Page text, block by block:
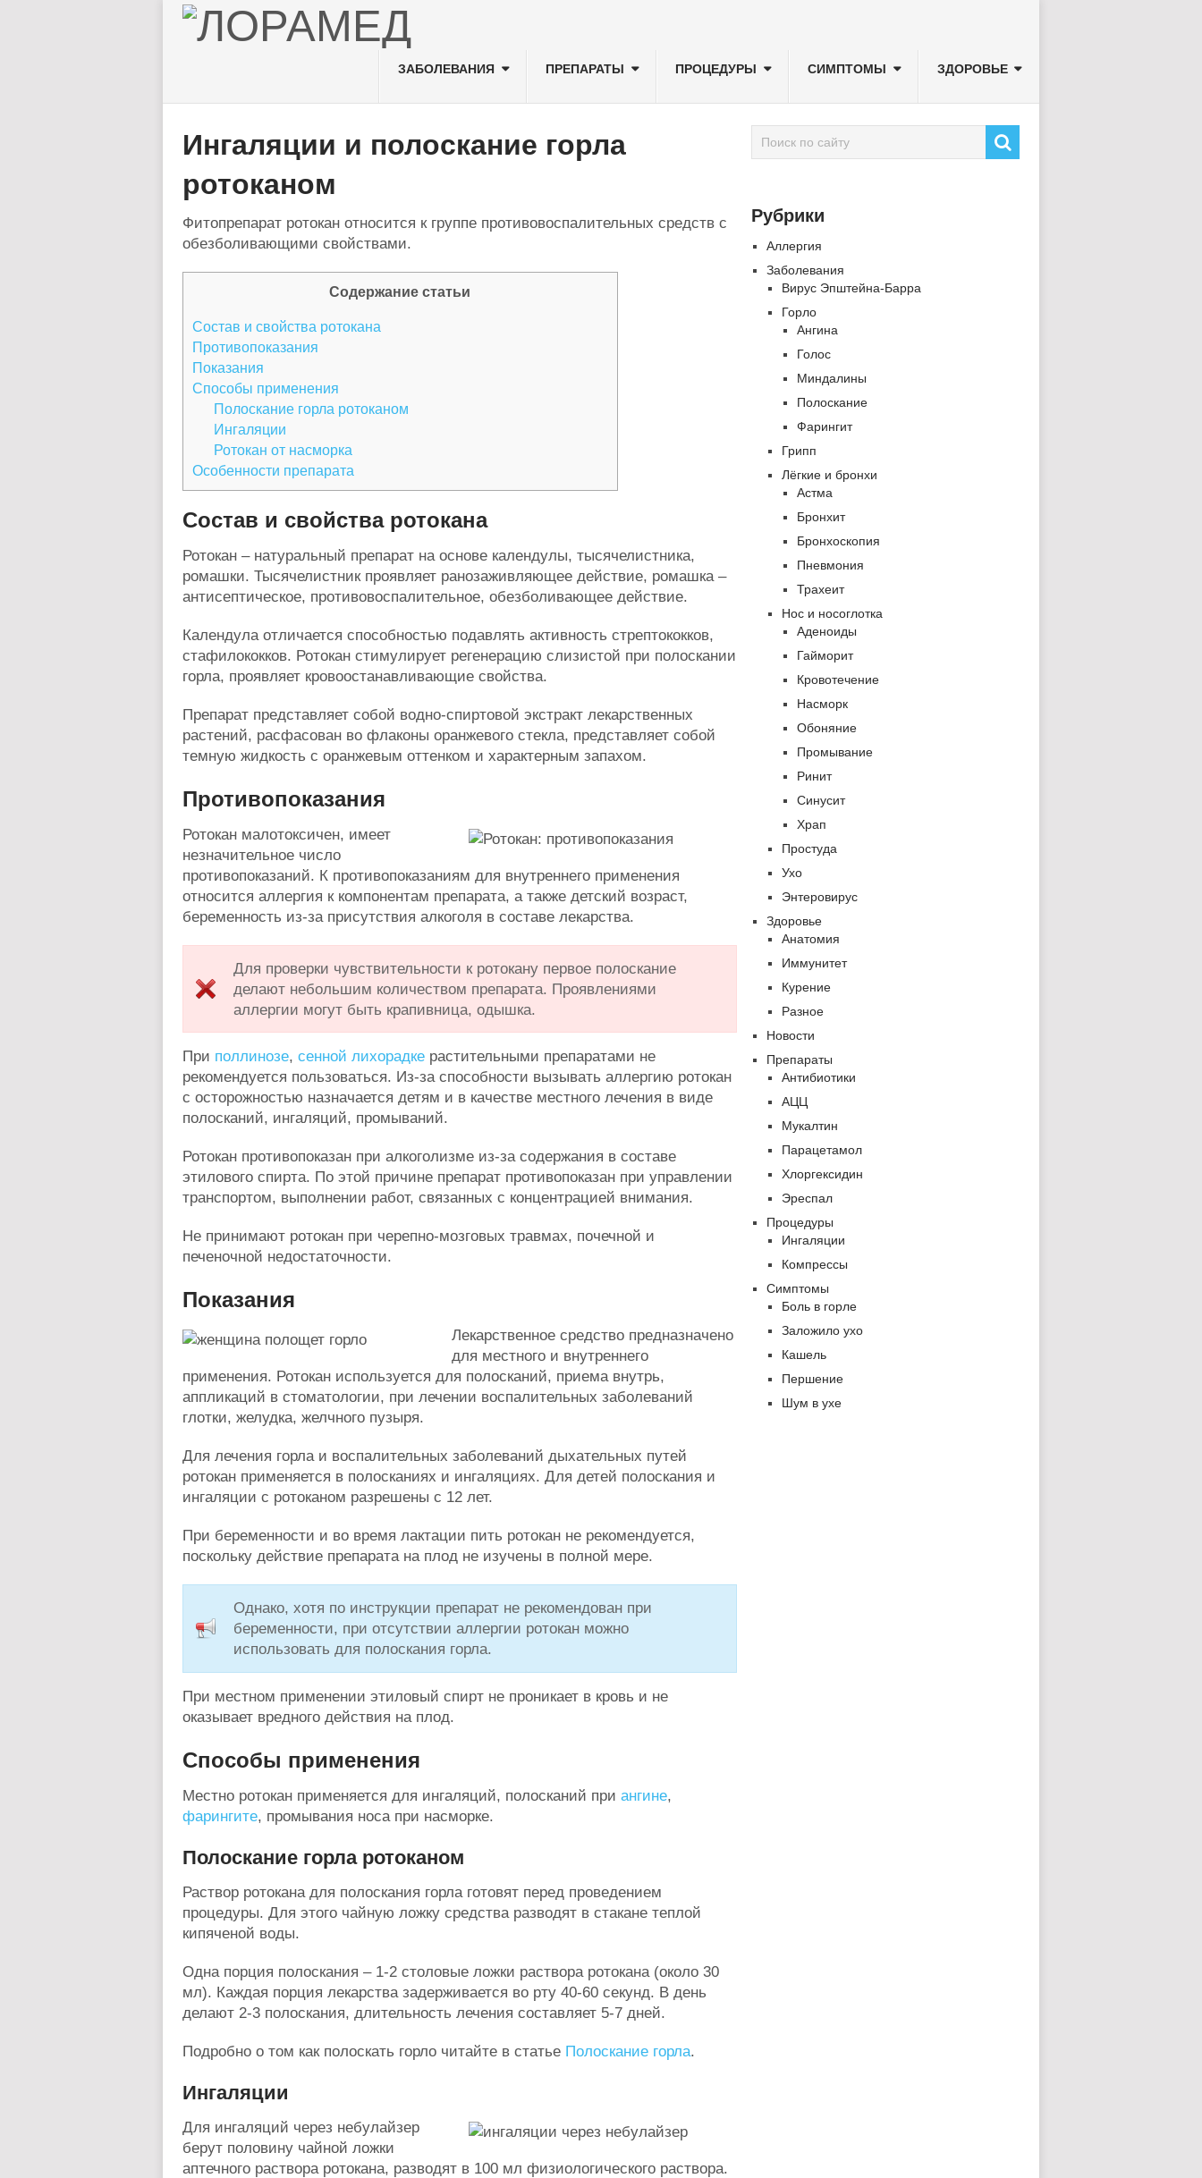
ЗАБОЛЕВАНИЯ ПРЕПАРАТЫ ПРОЦЕДУРЫ СИМПТОМЫ ЗДОРОВЬЕ
Ингаляции и полоскание горла
ротоканом
Фитопрепарат ротокан относится к группе противовоспалительных средств с
обезболивающими свойствами.
Содержание статьи
Состав и свойства ротокана
Противопоказания
Показания
Способы применения
Полоскание горла ротоканом
Ингаляции
Ротокан от насморка
Особенности препарата
Состав и свойства ротокана
Ротокан – натуральный препарат на основе календулы, тысячелистника,
ромашки. Тысячелистник проявляет ранозаживляющее действие, ромашка –
антисептическое, противовоспалительное, обезболивающее действие.
Календула отличается способностью подавлять активность стрептококков,
стафилококков. Ротокан стимулирует регенерацию слизистой при полоскании
горла, проявляет кровоостанавливающие свойства.
Препарат представляет собой водно-спиртовой экстракт лекарственных
растений, расфасован во флаконы оранжевого стекла, представляет собой
темную жидкость с оранжевым оттенком и характерным запахом.
Противопоказания
Ротокан малотоксичен, имеет
незначительное число
противопоказаний. К противопоказаниям для внутреннего применения
относится аллергия к компонентам препарата, а также детский возраст,
беременность из-за присутствия алкоголя в составе лекарства.
Для проверки чувствительности к ротокану первое полоскание
делают небольшим количеством препарата. Проявлениями
аллергии могут быть крапивница, одышка.
При поллинозе, сенной лихорадкерастительными препаратами не
рекомендуется пользоваться. Из-за способности вызывать аллергию ротокан
с осторожностью назначается детям и в качестве местного лечения в виде
полосканий, ингаляций, промываний.
Ротокан противопоказан при алкоголизме из-за содержания в составе
этилового спирта. По этой причине препарат противопоказан при управлении
транспортом, выполнении работ, связанных с концентрацией внимания.
Не принимают ротокан при черепно-мозговых травмах, почечной и
печеночной недостаточности.
Показания
Лекарственное средство предназначено
для местного и внутреннего
применения. Ротокан используется для полосканий, приема внутрь,
аппликаций в стоматологии, при лечении воспалительных заболеваний
глотки, желудка, желчного пузыря.
Для лечения горла и воспалительных заболеваний дыхательных путей
ротокан применяется в полосканиях и ингаляциях. Для детей полоскания и
ингаляции с ротоканом разрешены с 12 лет.
При беременности и во время лактации пить ротокан не рекомендуется,
поскольку действие препарата на плод не изучены в полной мере.
Однако, хотя по инструкции препарат не рекомендован при
беременности, при отсутствии аллергии ротокан можно
использовать для полоскания горла.
При местном применении этиловый спирт не проникает в кровь и не
оказывает вредного действия на плод.
Способы применения
Местно ротокан применяется для ингаляций, полосканий при ангине,
фарингите, промывания носа при насморке.
Полоскание горла ротоканом
Раствор ротокана для полоскания горла готовят перед проведением
процедуры. Для этого чайную ложку средства разводят в стакане теплой
кипяченой воды.
Одна порция полоскания – 1-2 столовые ложки раствора ротокана (около 30
мл). Каждая порция лекарства задерживается во рту 40-60 секунд. В день
делают 2-3 полоскания, длительность лечения составляет 5-7 дней.
Подробно о том как полоскать горло читайте в статье Полоскание горла.
Ингаляции
Для ингаляций через небулайзер
берут половину чайной ложки
аптечного раствора ротокана, разводят в 100 мл физиологического раствора.
Рубрики
Аллергия
Заболевания
Вирус Эпштейна-Барра
Горло
Ангина
Голос
Миндалины
Полоскание
Фарингит
Грипп
Лёгкие и бронхи
Астма
Бронхит
Бронхоскопия
Пневмония
Трахеит
Нос и носоглотка
Аденоиды
Гайморит
Кровотечение
Насморк
Обоняние
Промывание
Ринит
Синусит
Храп
Простуда
Ухо
Энтеровирус
Здоровье
Анатомия
Иммунитет
Курение
Разное
Новости
Препараты
Антибиотики
АЦЦ
Мукалтин
Парацетамол
Хлоргексидин
Эреспал
Процедуры
Ингаляции
Компрессы
Симптомы
Боль в горле
Заложило ухо
Кашель
Першение
Шум в ухе